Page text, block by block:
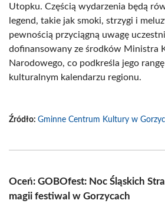
Utopku. Częścią wydarzenia będą
legend, takie jak smoki, strzygi i
pewnością przyciągną uwagę
dofinansowany ze środków Ministra
Narodowego, co podkreśla jego
kulturalnym kalendarzu regionu.
Źródło: Gminne Centrum Kultury w
Oceń: GOBOfest: Noc Śląskich
magii festiwal w Gorzycach